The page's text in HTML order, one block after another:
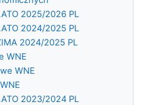
2025/2026 PL
2024/2025 PL
2024/2025 PL
WNE
WNE
2023/2024 PL